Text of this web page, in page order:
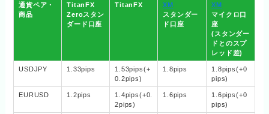
通貨ペア・
商品
TitanFX
Zeroスタン
ダード口座
TitanFX
XM
スタンダー
ド口座
XM
マイクロ口
座
(スタンダー
ドとのスプ
レッド差)
USDJPY 1.33pips
1.53pips(+
0.2pips)
1.8pips
1.8pips(+0
pips)
EURUSD 1.2pips
1.4pips(+0.
2pips)
1.6pips
1.6pips(+0
pips)